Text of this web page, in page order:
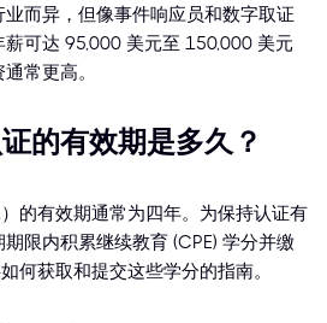
而异，但像事件响应员和数字取证
可达 95,000 美元至 150,000 美元
常更高。
的有效期是多久？
的有效期通常为四年。为保持认证有
限内积累继续教育 (CPE) 学分并缴
何获取和提交这些学分的指南。